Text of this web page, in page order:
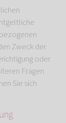
Zweck der
oder
Fragen
Sie sich